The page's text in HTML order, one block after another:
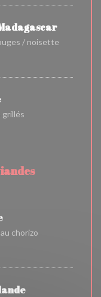
/ noisette
chorizo